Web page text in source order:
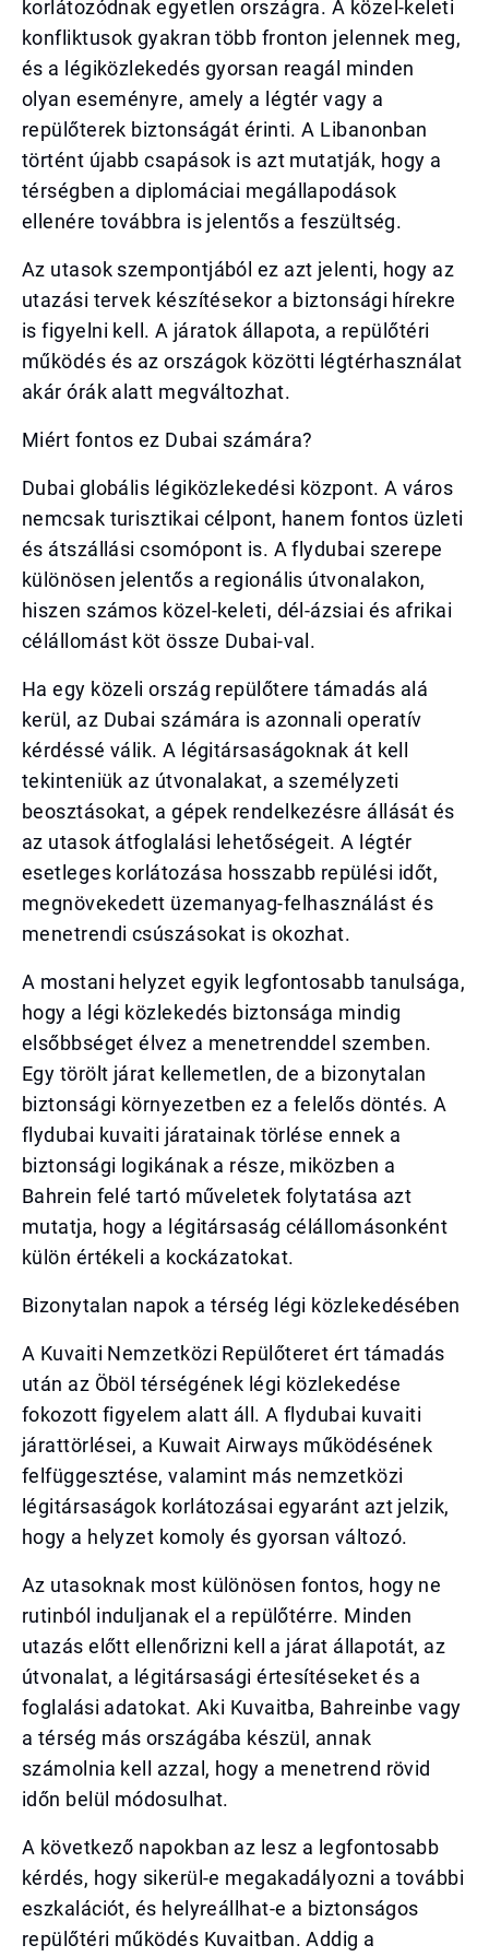
korlátozódnak egyetlen országra. A közel-keleti
konfliktusok gyakran több fronton jelennek meg,
és a légiközlekedés gyorsan reagál minden
olyan eseményre, amely a légtér vagy a
repülőterek biztonságát érinti. A Libanonban
történt újabb csapások is azt mutatják, hogy a
térségben a diplomáciai megállapodások
ellenére továbbra is jelentős a feszültség.
Az utasok szempontjából ez azt jelenti, hogy az
utazási tervek készítésekor a biztonsági hírekre
is figyelni kell. A járatok állapota, a repülőtéri
működés és az országok közötti légtérhasználat
akár órák alatt megváltozhat.
Miért fontos ez Dubai számára?
Dubai globális légiközlekedési központ. A város
nemcsak turisztikai célpont, hanem fontos üzleti
és átszállási csomópont is. A flydubai szerepe
különösen jelentős a regionális útvonalakon,
hiszen számos közel-keleti, dél-ázsiai és afrikai
célállomást köt össze Dubai-val.
Ha egy közeli ország repülőtere támadás alá
kerül, az Dubai számára is azonnali operatív
kérdéssé válik. A légitársaságoknak át kell
tekinteniük az útvonalakat, a személyzeti
beosztásokat, a gépek rendelkezésre állását és
az utasok átfoglalási lehetőségeit. A légtér
esetleges korlátozása hosszabb repülési időt,
megnövekedett üzemanyag-felhasználást és
menetrendi csúszásokat is okozhat.
A mostani helyzet egyik legfontosabb tanulsága,
hogy a légi közlekedés biztonsága mindig
elsőbbséget élvez a menetrenddel szemben.
Egy törölt járat kellemetlen, de a bizonytalan
biztonsági környezetben ez a felelős döntés. A
flydubai kuvaiti járatainak törlése ennek a
biztonsági logikának a része, miközben a
Bahrein felé tartó műveletek folytatása azt
mutatja, hogy a légitársaság célállomásonként
külön értékeli a kockázatokat.
Bizonytalan napok a térség légi közlekedésében
A Kuvaiti Nemzetközi Repülőteret ért támadás
után az Öböl térségének légi közlekedése
fokozott figyelem alatt áll. A flydubai kuvaiti
járattörlései, a Kuwait Airways működésének
felfüggesztése, valamint más nemzetközi
légitársaságok korlátozásai egyaránt azt jelzik,
hogy a helyzet komoly és gyorsan változó.
Az utasoknak most különösen fontos, hogy ne
rutinból induljanak el a repülőtérre. Minden
utazás előtt ellenőrizni kell a járat állapotát, az
útvonalat, a légitársasági értesítéseket és a
foglalási adatokat. Aki Kuvaitba, Bahreinbe vagy
a térség más országába készül, annak
számolnia kell azzal, hogy a menetrend rövid
időn belül módosulhat.
A következő napokban az lesz a legfontosabb
kérdés, hogy sikerül-e megakadályozni a további
eszkalációt, és helyreállhat-e a biztonságos
repülőtéri működés Kuvaitban. Addig a